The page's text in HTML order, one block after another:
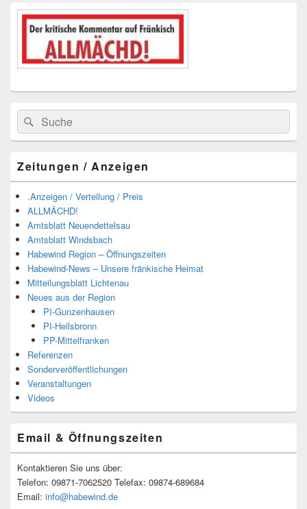
Suchen
nach:
Suchen
Zeitungen / Anzeigen
.Anzeigen / Verteilung / Preis
ALLMÄCHD!
Amtsblatt Neuendettelsau
Amtsblatt Windsbach
Habewind Region – Öffnungszeiten
Habewind-News – Unsere fränkische Heimat
Mitteilungsblatt Lichtenau
Neues aus der Region
PI-Gunzenhausen
PI-Heilsbronn
PP-Mittelfranken
Referenzen
Sonderveröffentlichungen
Veranstaltungen
Videos
Email & Öffnungszeiten
Kontaktieren Sie uns über:
Telefon: 09871-7062520 Telefax: 09874-689684
Email: info@habewind.de